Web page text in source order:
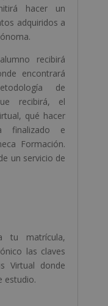
hacer un
adquiridos a
recibirá
encontrará
de
recibirá, el
qué hacer
finalizado e
Formación.
un servicio de
tu matrícula,
las claves
Virtual donde
estudio.